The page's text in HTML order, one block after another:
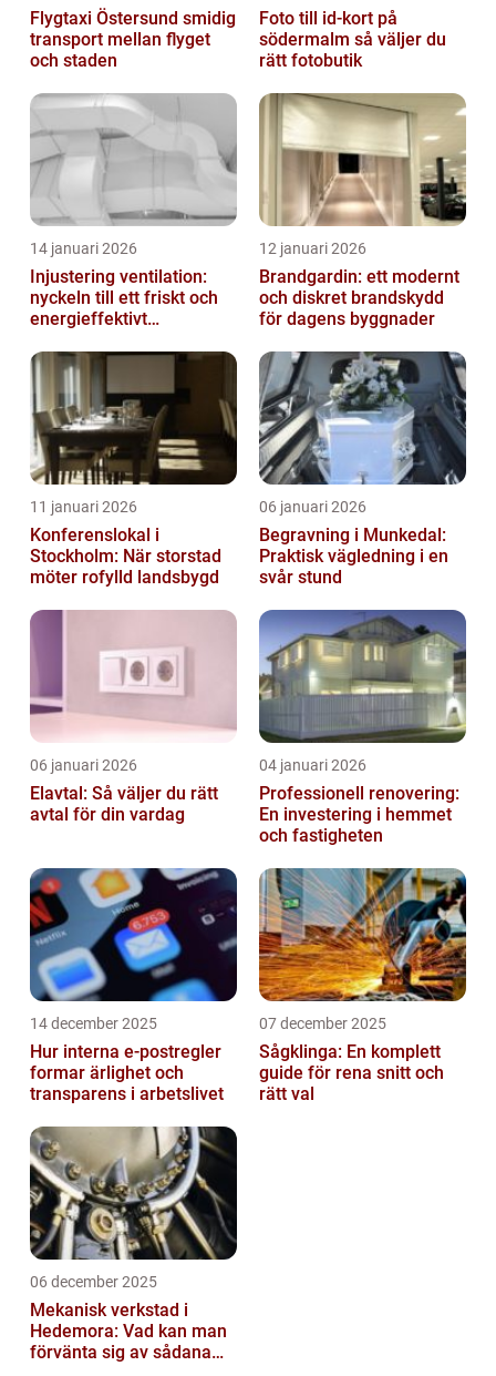
Flygtaxi Östersund smidig
transport mellan flyget
och staden
Foto till id-kort på
södermalm så väljer du
rätt fotobutik
14 januari 2026
Injustering ventilation:
nyckeln till ett friskt och
energieffektivt
12 januari 2026
Brandgardin: ett modernt
och diskret brandskydd
för dagens byggnader
11 januari 2026
Konferenslokal i
Stockholm: När storstad
möter rofylld landsbygd
06 januari 2026
Begravning i Munkedal:
Praktisk vägledning i en
svår stund
06 januari 2026
Elavtal: Så väljer du rätt
avtal för din vardag
04 januari 2026
Professionell renovering:
En investering i hemmet
och fastigheten
14 december 2025
Hur interna e-postregler
formar ärlighet och
transparens i arbetslivet
07 december 2025
Sågklinga: En komplett
guide för rena snitt och
rätt val
06 december 2025
Mekanisk verkstad i
Hedemora: Vad kan man
förvänta sig av sådana